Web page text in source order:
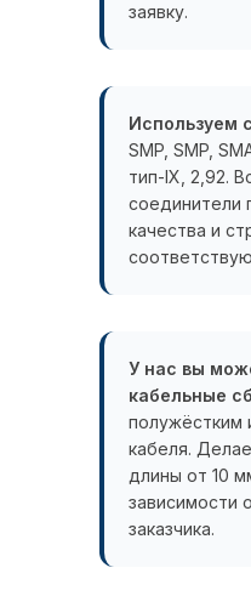
заявку.
Используем
SMP, SMP,
тип-IX, 2,92.
соединители
качества и
У нас вы
кабельные
полужёстким
кабеля.
длины от 10
зависимости
заказчика.